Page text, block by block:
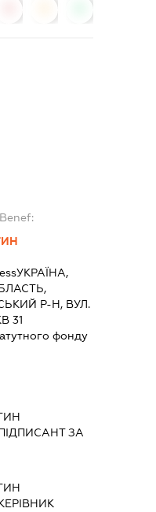
УКРАЇНА,
Р-Н, ВУЛ.
31
фонду
ЗА